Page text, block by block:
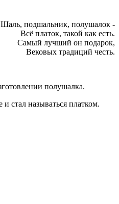
Шаль, подшальник, полушалок -
Всё платок, такой как есть.
Самый лучший он подарок,
Вековых традиций честь.
полушалка.
стал называться платком.